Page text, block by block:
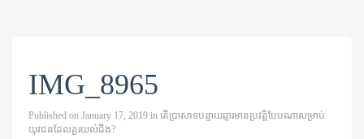
IMG_8965
Published on January 17, 2019 in តើ​ប្រាសាទ​បន្ទាយ​ឆ្មារ​មាន​ប្រវត្តិ​បែប​ណា​សម្រាប់​
យុវជន​ដែល​គួរ​យល់​ដឹង?